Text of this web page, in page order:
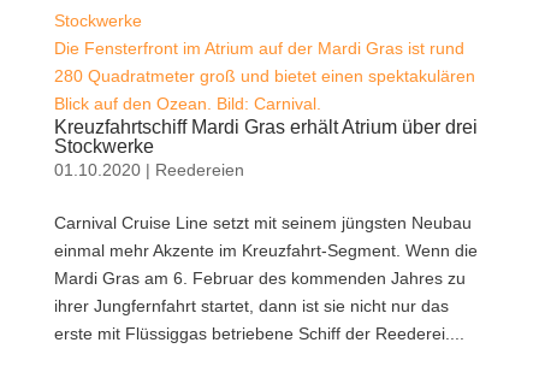
Die Fensterfront im Atrium auf der Mardi Gras ist rund
280 Quadratmeter groß und bietet einen spektakulären
Blick auf den Ozean. Bild: Carnival.
Kreuzfahrtschiff Mardi Gras erhält Atrium über drei
Stockwerke
01.10.2020| Reedereien
Carnival Cruise Line setzt mit seinem jüngsten Neubau
einmal mehr Akzente im Kreuzfahrt-Segment. Wenn die
Mardi Gras am 6. Februar des kommenden Jahres zu
ihrer Jungfernfahrt startet, dann ist sie nicht nur das
erste mit Flüssiggas betriebene Schiff der Reederei....